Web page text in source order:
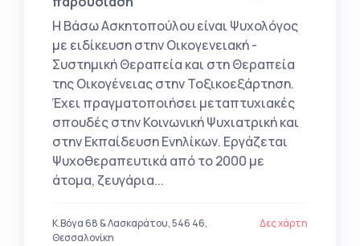
Η Βάσω Ασκητοπούλου είναι Ψυχολόγος
με ειδίκευση στην Οικογενειακή -
Συστημική Θεραπεία και στη Θεραπεία
της Οικογένειας στην Τοξικοεξάρτηση.
Έχει πραγματοποιήσει μεταπτυχιακές
σπουδές στην Κοινωνική Ψυχιατρική και
στην Εκπαίδευση Ενηλίκων. Εργάζεται
Ψυχοθεραπευτικά από το 2000 με
άτομα, ζευγάρια...
Κ.Βόγα 68 & Λασκαράτου, 546 46,
Θεσσαλονίκη
Δες χάρτη